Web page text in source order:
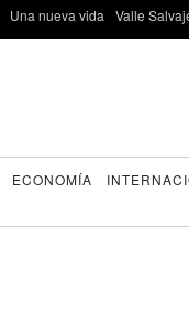
Una nueva vida Valle
ECONOMÍA